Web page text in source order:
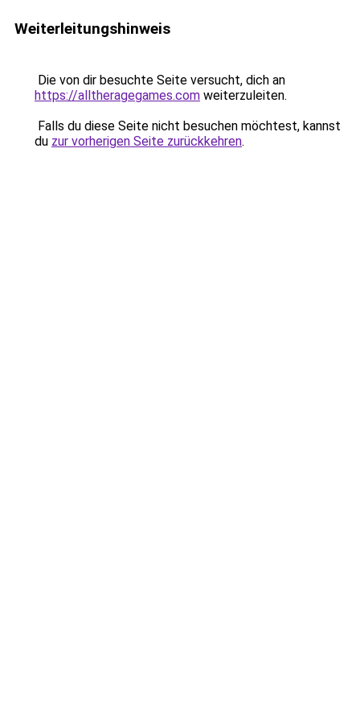
Weiterleitungshinweis
Die von dir besuchte Seite versucht, dich an
https://alltheragegames.com weiterzuleiten.
Falls du diese Seite nicht besuchen möchtest, kannst
du zur vorherigen Seite zurückkehren.